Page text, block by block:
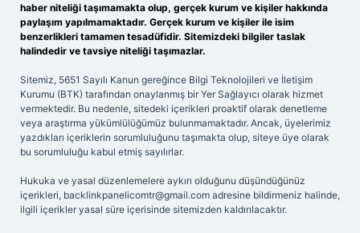
haber niteliği taşımamakta olup, gerçek kurum ve kişiler hakkında
paylaşım yapılmamaktadır. Gerçek kurum ve kişiler ile isim
benzerlikleri tamamen tesadüfidir. Sitemizdeki bilgiler taslak
halindedir ve tavsiye niteliği taşımazlar.
Sitemiz, 5651 Sayılı Kanun gereğince Bilgi Teknolojileri ve İletişim
Kurumu (BTK) tarafından onaylanmış bir Yer Sağlayıcı olarak hizmet
vermektedir. Bu nedenle, sitedeki içerikleri proaktif olarak denetleme
veya araştırma yükümlülüğümüz bulunmamaktadır. Ancak, üyelerimiz
yazdıkları içeriklerin sorumluluğunu taşımakta olup, siteye üye olarak
bu sorumluluğu kabul etmiş sayılırlar.
Hukuka ve yasal düzenlemelere aykırı olduğunu düşündüğünüz
içerikleri, backlinkpanelicomtr@gmail.com adresine bildirmeniz halinde,
ilgili içerikler yasal süre içerisinde sitemizden kaldırılacaktır.